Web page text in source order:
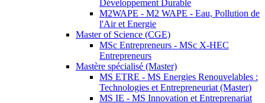
Développement Durable
M2WAPE - M2 WAPE - Eau, Pollution de
l'Air et Energie
Master of Science (CGE)
MSc Entrepreneurs - MSc X-HEC
Entrepreneurs
Mastère spécialisé (Master)
MS ETRE - MS Energies Renouvelables :
Technologies et Entrepreneuriat (Master)
MS IE - MS Innovation et Entreprenariat